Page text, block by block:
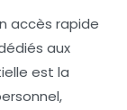
accès rapide
aux
est la